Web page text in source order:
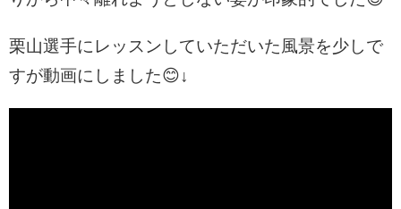
栗山選手にレッスンしていただいた風景を少しで
すが動画にしました😊↓